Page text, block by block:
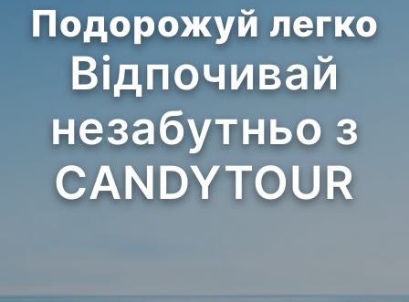
Подорожуй легко
Відпочивай
незабутньо з
CANDYTOUR